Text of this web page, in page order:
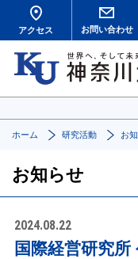
アクセス お問い合わせ
ホーム 研究活動 お
お知らせ
2024.08.22
国際経営研究